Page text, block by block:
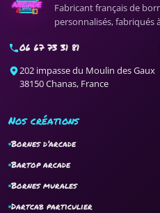
Fabricant français de
personnalisés, fabriqués
06 67 73 31 81
202 impasse du Moulin des Gaux
38150 Chanas, France
Nos créations
Bornes d’arcade
Bartop arcade
Bornes murales
Dartcab particulier